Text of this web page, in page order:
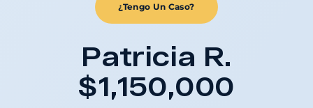
¿Tengo Un Caso?
Patricia R.
$1,150,000